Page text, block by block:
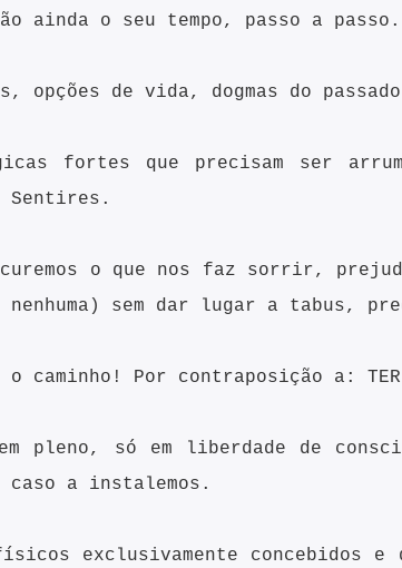
ainda o seu tempo, passo a
opções de vida, dogmas do
fortes que precisam ser
Sentires.
o que nos faz sorrir,
sem dar lugar a tabus,
o caminho! Por contraposição a:
pleno, só em liberdade de
a instalemos.
exclusivamente concebidos e